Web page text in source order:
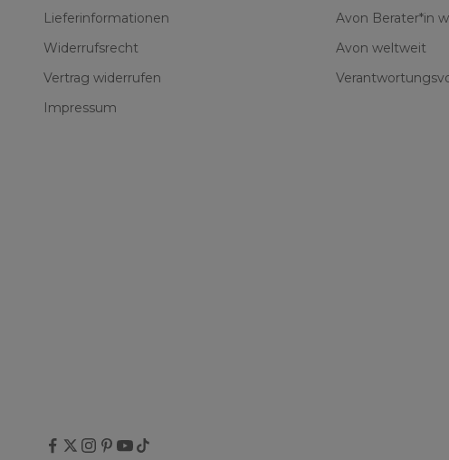
Lieferinformationen
Widerrufsrecht
Vertrag widerrufen
Impressum
Avon Berater*in
Avon weltweit